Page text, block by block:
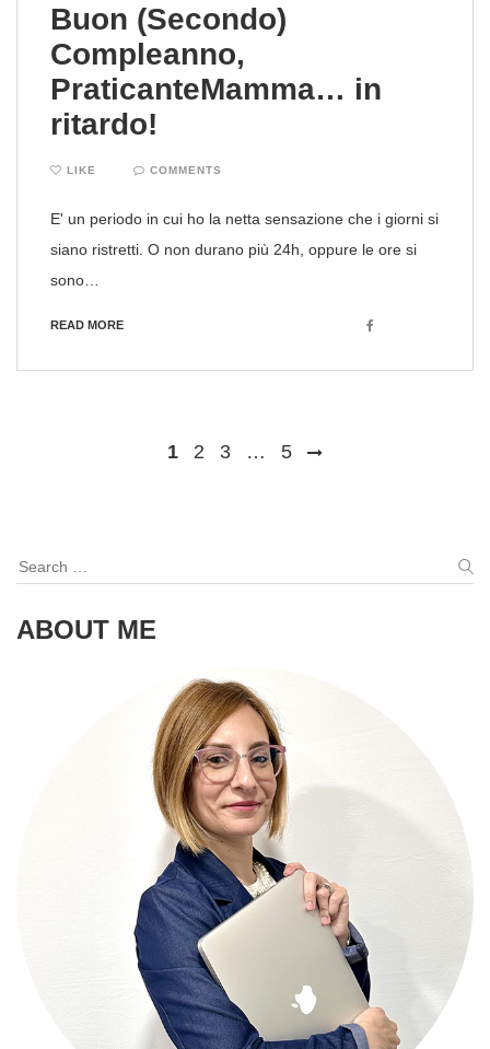
Buon (Secondo)
Compleanno,
PraticanteMamma… in
ritardo!
LIKE COMMENTS
E' un periodo in cui ho la netta sensazione che i giorni si
siano ristretti. O non durano più 24h, oppure le ore si
sono…
READ MORE Facebook
1 2 3 … 5
Search
ABOUT ME